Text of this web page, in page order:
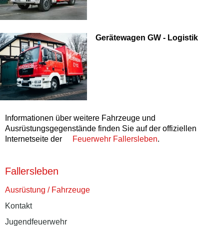
Gerätewagen GW - Logistik
Informationen über weitere Fahrzeuge und
Ausrüstungsgegenstände finden Sie auf der offiziellen
Internetseite der
Feuerwehr Fallersleben.
Fallersleben
Ausrüstung / Fahrzeuge
Kontakt
Jugendfeuerwehr